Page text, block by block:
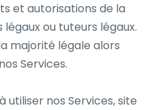
et autorisations de la
ou tuteurs légaux.
majorité légale alors
Services.
utiliser nos Services, site